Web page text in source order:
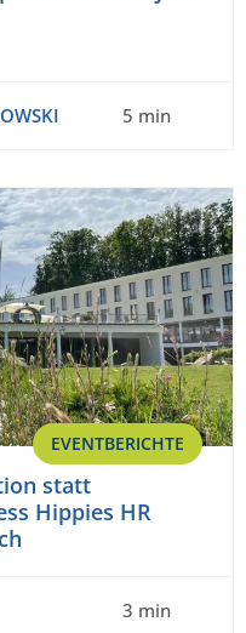
5 min
EVENTBERICHTE
statt
Hippies HR
3 min